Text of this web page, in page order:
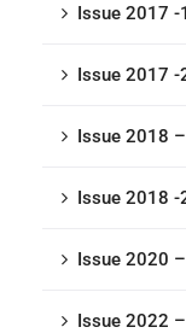
Issue 2017 -1
Issue 2017 -
Issue 2018
Issue 2018 -
Issue 2020
Issue 2022